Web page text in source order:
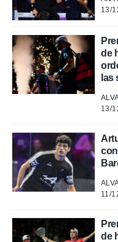
13/
de
las
13/
11/
de